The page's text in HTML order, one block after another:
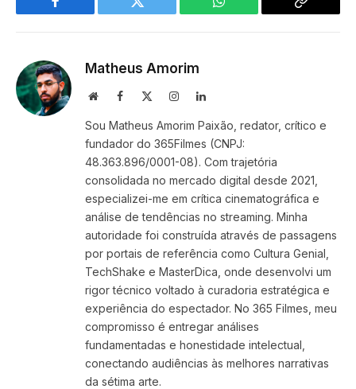
Facebook Twitter WhatsApp
Copy
Matheus Amorim
WebsiteFacebook InstagramLinkedIn
Sou Matheus Amorim Paixão, redator, crítico e
fundador do 365Filmes (CNPJ:
48.363.896/0001-08). Com trajetória
consolidada no mercado digital desde 2021,
especializei-me em crítica cinematográfica e
análise de tendências no streaming. Minha
autoridade foi construída através de passagens
por portais de referência como Cultura Genial,
TechShake e MasterDica, onde desenvolvi um
rigor técnico voltado à curadoria estratégica e
experiência do espectador. No 365 Filmes, meu
compromisso é entregar análises
fundamentadas e honestidade intelectual,
conectando audiências às melhores narrativas
da sétima arte.